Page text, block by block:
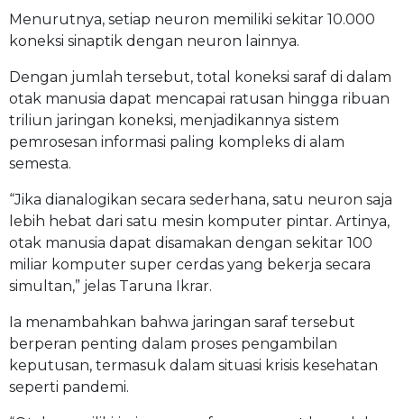
Menurutnya, setiap neuron memiliki sekitar 10.000
koneksi sinaptik dengan neuron lainnya.
Dengan jumlah tersebut, total koneksi saraf di dalam
otak manusia dapat mencapai ratusan hingga ribuan
triliun jaringan koneksi, menjadikannya sistem
pemrosesan informasi paling kompleks di alam
semesta.
“Jika dianalogikan secara sederhana, satu neuron saja
lebih hebat dari satu mesin komputer pintar. Artinya,
otak manusia dapat disamakan dengan sekitar 100
miliar komputer super cerdas yang bekerja secara
simultan,” jelas Taruna Ikrar.
Ia menambahkan bahwa jaringan saraf tersebut
berperan penting dalam proses pengambilan
keputusan, termasuk dalam situasi krisis kesehatan
seperti pandemi.